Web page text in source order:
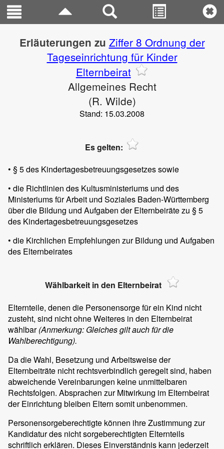
Erläuterungen zu Ziffer 8 Ordnung der
Tageseinrichtung für Kinder
Elternbeirat
Allgemeines Recht
(R. Wilde)
Stand: 15.03.2008
Es gelten:
• § 5 des Kindertagesbetreuungsgesetzes sowie
• die Richtlinien des Kultusministeriums und des
Ministeriums für Arbeit und Soziales Baden-Württemberg
über die Bildung und Aufgaben der Elternbeiräte zu § 5
des Kindertagesbetreuungsgesetzes
• die Kirchlichen Empfehlungen zur Bildung und Aufgaben
des Elternbeirates
Wählbarkeit in den Elternbeirat
Elternteile, denen die Personensorge für ein Kind nicht
zusteht, sind nicht ohne Weiteres in den Elternbeirat
wählbar(Anmerkung: Gleiches gilt auch für die
Wahlberechtigung).
Da die Wahl, Besetzung und Arbeitsweise der
Elternbeiträte nicht rechtsverbindlich geregelt sind, haben
abweichende Vereinbarungen keine unmittelbaren
Rechtsfolgen. Absprachen zur Mitwirkung im Elternbeirat
der Einrichtung bleiben Eltern somit unbenommen.
Personensorgeberechtigte können ihre Zustimmung zur
Kandidatur des nicht sorgeberechtigten Elternteils
schriftlich erklären. Dieses Einverständnis kann jederzeit